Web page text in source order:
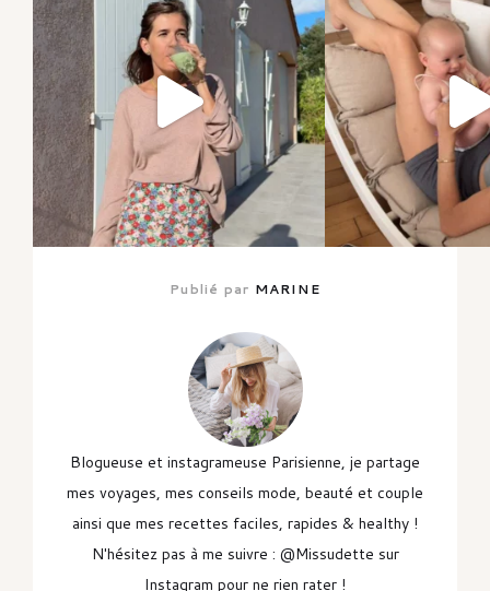
Publié par MARINE
Blogueuse et instagrameuse Parisienne, je partage
mes voyages, mes conseils mode, beauté et couple
ainsi que mes recettes faciles, rapides & healthy !
N'hésitez pas à me suivre : @Missudette sur
Instagram pour ne rien rater !